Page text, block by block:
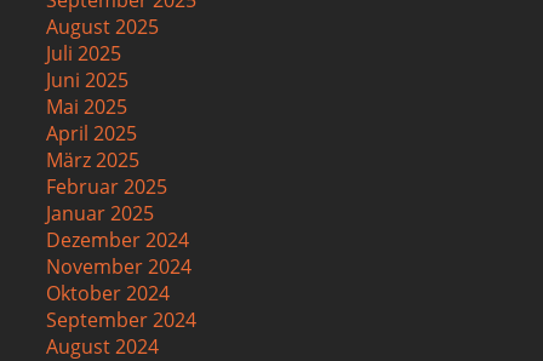
August 2025
Juli 2025
Juni 2025
Mai 2025
April 2025
März 2025
Februar 2025
Januar 2025
Dezember 2024
November 2024
Oktober 2024
September 2024
August 2024